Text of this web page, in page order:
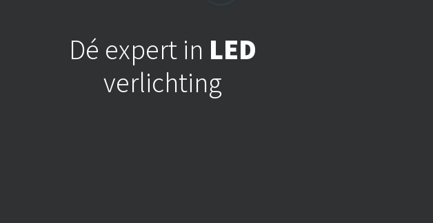
Dé expert in LED
verlichting